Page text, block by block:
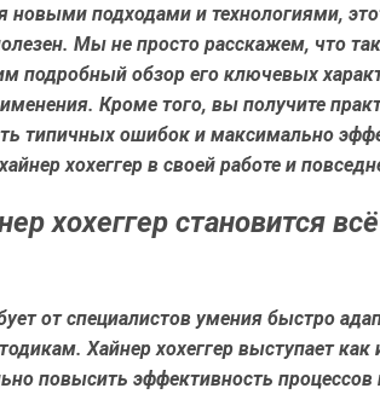
новыми подходами и технологиями,
Мы не просто расскажем, что
подробный обзор его ключевых
Кроме того, вы получите
типичных ошибок и максимально
хохеггер в своей работе и
хохеггер становится
от специалистов умения быстро
Хайнер хохеггер выступает как
повысить эффективность процессов